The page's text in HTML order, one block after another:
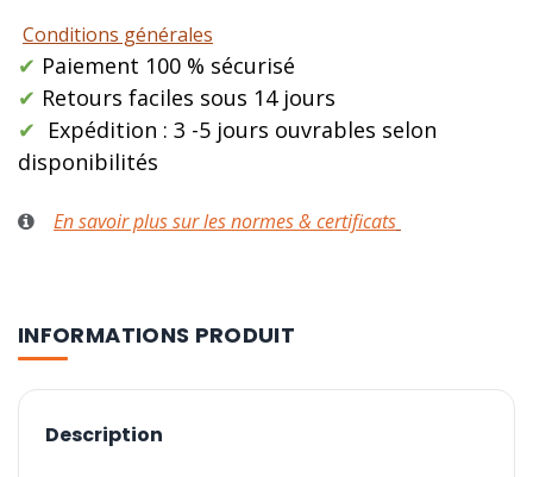
Conditions générales
✔ Paiement 100 % sécurisé
✔ Retours faciles sous 14 jours
✔ Expédition : 3 -5 jours ouvrables selon
disponibilités
En savoir plus sur les normes & certificats
INFORMATIONS PRODUIT
Description